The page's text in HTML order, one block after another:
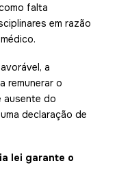
falta
em razão
a
remunerar o
ausente do
declaração de
lei garante o